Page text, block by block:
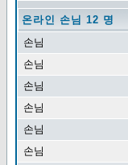
온라인 손님 12 명
손님
손님
손님
손님
손님
손님